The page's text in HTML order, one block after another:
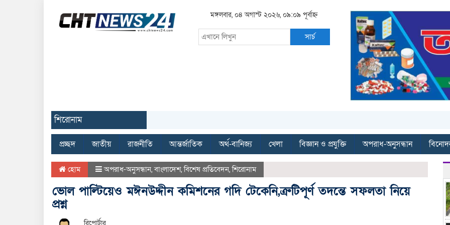
মঙ্গলবার, ০৪ অগাস্ট ২০২৬, ০৯:০৯ পূর্বাহ্ন
সার্চ
শিরোনাম
প্রচ্ছদ জাতীয় রাজনীতি আন্তর্জাতিক অর্থ-বানিজ্য খেলা বিজ্ঞান ও প্রযুক্তি অপরাধ-অনুসন্ধান
হোম অপরাধ-অনুসন্ধান,বাংলাদেশ,বিশেষ প্রতিবেদন,শিরোনাম
ভোল পাল্টিয়েও মঈনউদ্দীন কমিশনের গদি টেকেনি,ত্রুটিপূর্ণ তদন্তে সফলতা নিয়ে
প্রশ্ন